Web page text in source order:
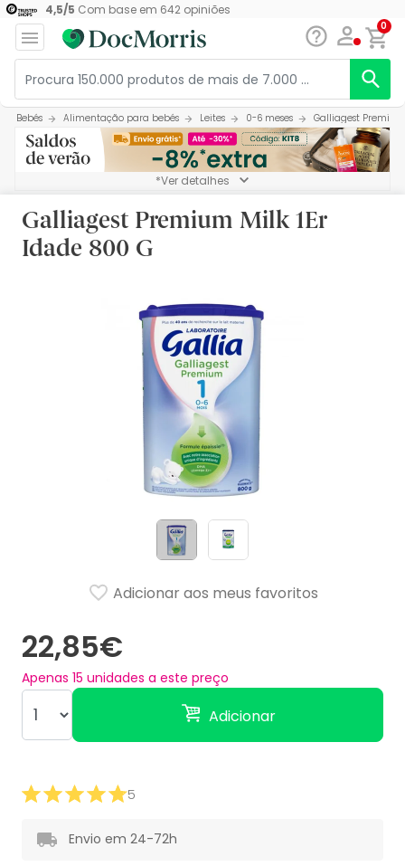
4,5/5 Com base em 642opiniões
0
Bebés Alimentação para bebés Leites 0-6 meses Galliagest
*Ver detalhes
Galliagest Premium Milk 1Er
Idade 800 G
22,85€
Apenas 15 unidades a este preço
Adicionar
Adicionar aos meus favoritos
5
Envio em 24-72h